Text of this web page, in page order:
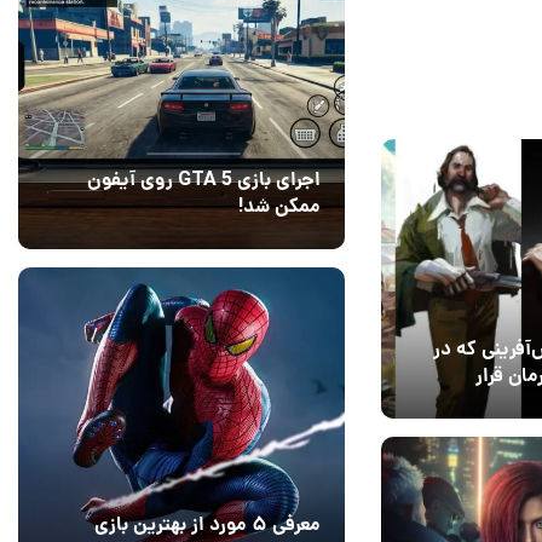
که در
قرار
اجرای بازی GTA 5 روی آیفون
ممکن شد!
معرفی ۵ مورد از بهترین بازی